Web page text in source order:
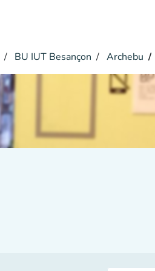
BU IUT Besançon Archebu